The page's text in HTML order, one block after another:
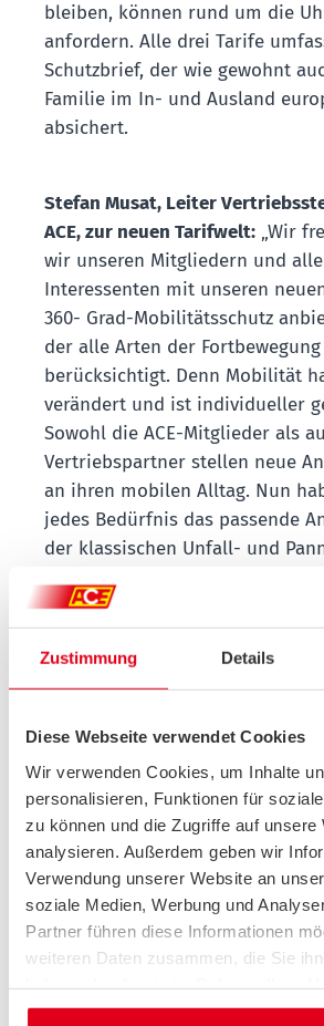
Zustimmung Details
Diese Webseite verwendet Cookies
Wir verwenden Cookies, um Inhalte
personalisieren, Funktionen für
zu können und die Zugriffe auf unsere
analysieren. Außerdem geben wir
Verwendung unserer Website an
soziale Medien, Werbung und
Partner führen diese Informationen
weiteren Daten zusammen, die Sie
gesammelt haben.
bleiben, können rund um die
anfordern. Alle drei Tarife
Schutzbrief, der wie gewohnt
Familie im In- und Ausland
absichert.
Stefan Musat, Leiter
ACE,zur neuen Tarifwelt: „Wir
wir unseren Mitgliedern und
Interessenten mit unseren
360- Grad-Mobilitätsschutz
der alle Arten der Fortbewegung
berücksichtigt. Denn Mobilität
verändert und ist individueller
Sowohl die ACE-Mitglieder als
Vertriebspartner stellen neue
an ihren mobilen Alltag. Nun
jedes Bedürfnis das passende
der klassischen Unfall- und
zum Rundum-Sorglos-Paket.
,Sicher unterwegs. Sicher
können sich ACE-Mitglieder auf
ihrem Alltag verlassen.“
Stefan Heimlich, Vorsitzender des
Transformation des Verbands:
Mobilität in alle Richtungen. Für
logische Konsequenz, das auch
Tarifen abzubilden. Der ACE hat
weiterentwickelt: Vom
zum modernen
jetzt auch in unseren Tarifen
nicht nur wir bereit für die